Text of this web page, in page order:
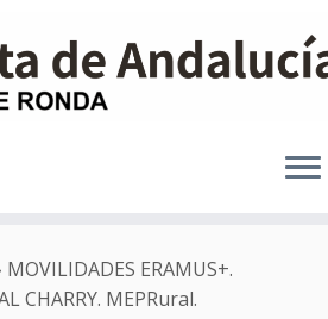
MOVILIDADES ERAMUS+.
CHARRY. MEPRural.